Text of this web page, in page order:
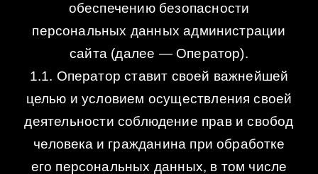
обеспечению безопасности
персональных данных администрации
сайта (далее — Оператор).
1.1. Оператор ставит своей важнейшей
целью и условием осуществления своей
деятельности соблюдение прав и свобод
человека и гражданина при обработке
его персональных данных, в том числе